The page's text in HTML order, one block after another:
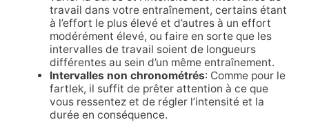
travail dans votre entraînement, certains étant
à l’effort le plus élevé et d’autres à un effort
modérément élevé, ou faire en sorte que les
intervalles de travail soient de longueurs
différentes au sein d’un même entraînement.
Intervalles non chronométrés: Comme pour le
fartlek, il suffit de prêter attention à ce que
vous ressentez et de régler l’intensité et la
durée en conséquence.